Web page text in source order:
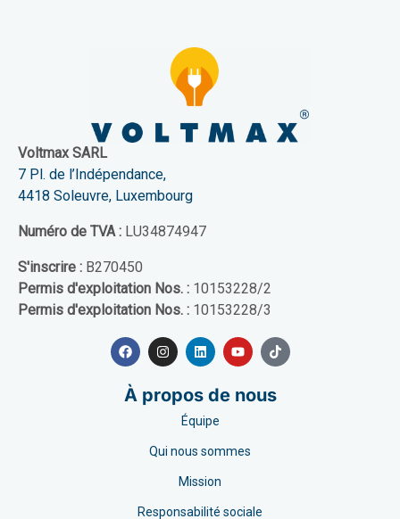
Voltmax SARL
7 Pl. de l’Indépendance,
4418 Soleuvre, Luxembourg
Numéro de TVA : LU34874947
S'inscrire : B270450
Permis d'exploitation Nos. : 10153228/2
Permis d'exploitation Nos. : 10153228/3
À propos de nous
Équipe
Qui nous sommes
Mission
Responsabilité sociale